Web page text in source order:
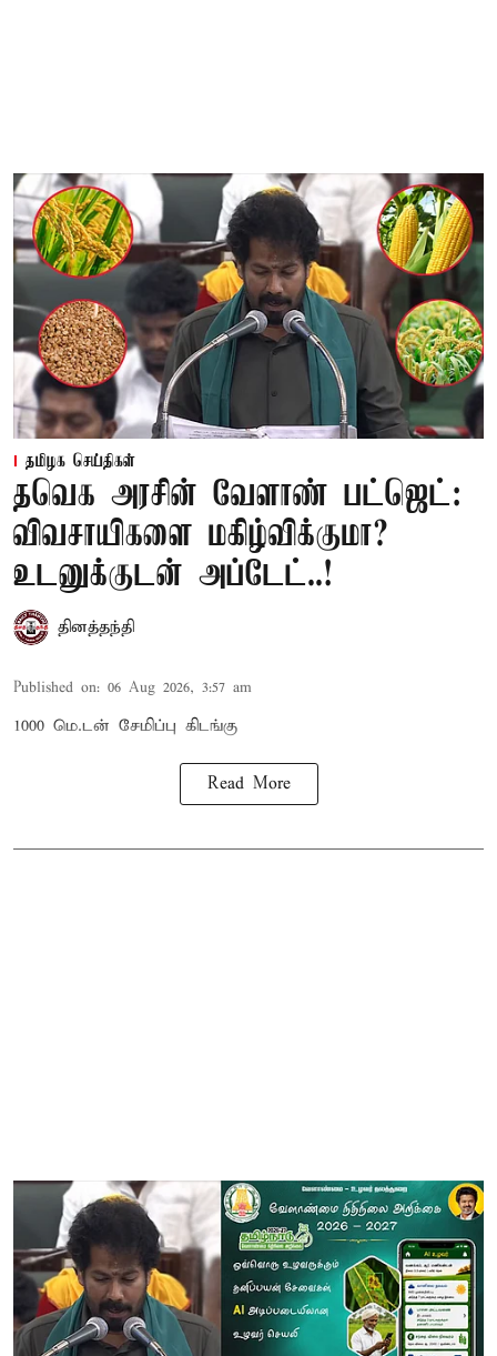
தமிழக செய்திகள்
தவெக அரசின் வேளாண் பட்ஜெட்:
விவசாயிகளை மகிழ்விக்குமா?
உடனுக்குடன் அப்டேட்..!
தினத்தந்தி
Published on: 06 Aug 2026, 3:57 am
1000 மெ.டன் சேமிப்பு கிடங்கு
Read More